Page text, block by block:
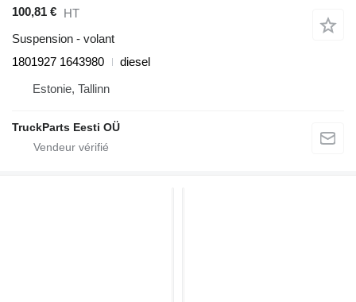
100,81 € HT
Suspension - volant
1801927 1643980
diesel
Estonie, Tallinn
TruckParts Eesti OÜ